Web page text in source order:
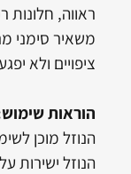
ראווה, חלונות
משאיר סימני
ציפויים ולא
הוראות
הנוזל מוכן
הנוזל ישירות